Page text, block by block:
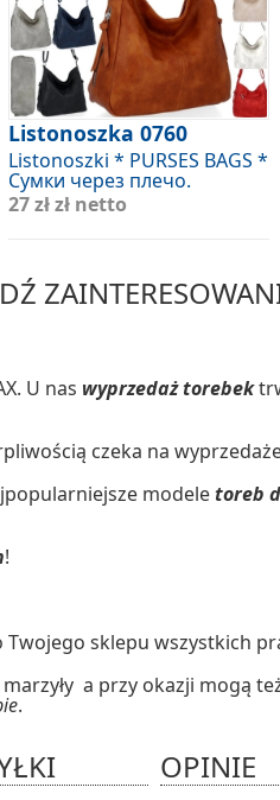
Listonoszka 0760
Listonoszki * PURSES BAGS *
Сумки через плечо.
27 złzł netto
U nas wyprzedaż torebek
czeka na
modeletoreb
!
sklepu wszystkich
a przy okazji mogą
.
OPINIE